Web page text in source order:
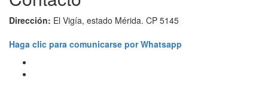
Dirección: El Vigía, estado Mérida. CP 5145
Haga clic para comunicarse por Whatsapp